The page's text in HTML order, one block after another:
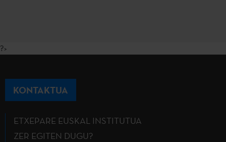
?>
KONTAKTUA
ETXEPARE EUSKAL INSTITUTUA
ZER EGITEN DUGU?